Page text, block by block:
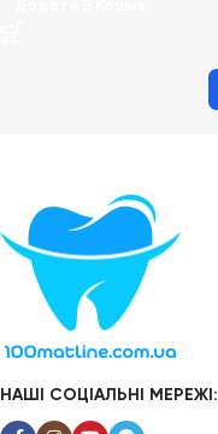
НАШІ СОЦІАЛЬНІ МЕРЕЖІ: